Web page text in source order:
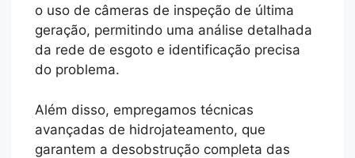
o uso de câmeras de inspeção de última
geração, permitindo uma análise detalhada
da rede de esgoto e identificação precisa
do problema.
Além disso, empregamos técnicas
avançadas de hidrojateamento, que
garantem a desobstrução completa das